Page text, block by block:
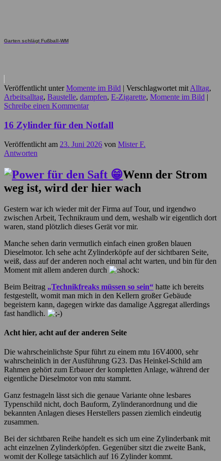
Garten schlägt Fußball-WM
Veröffentlicht unter Momente im Bild | Verschlagwortet mit Alltag,
Arbeitsalltag, Baustelle, dampfen, E-Zigarette, Momente im Bild |
Schreibe einen Kommentar
16 Zylinder für den Notfall
Veröffentlicht am 23. Juni 2026 von Mister F.
Antworten
Wenn der Strom
weg ist, wird der hier wach
Gestern war ich wieder mit der Firma auf Tour, und irgendwo
zwischen Arbeit, Technikraum und dem, weshalb wir eigentlich dort
waren, stand plötzlich dieses Gerät vor mir.
Manche sehen darin vermutlich einfach einen großen blauen
Dieselmotor. Ich sehe acht Zylinderköpfe auf der sichtbaren Seite,
weiß, dass auf der anderen noch einmal acht warten, und bin für den
Moment mit allem anderen durch
Beim Beitrag „Technikfreaks müssen so sein“ hatte ich bereits
festgestellt, womit man mich in den Kellern großer Gebäude
begeistern kann, dagegen wirkte das damalige Aggregat allerdings
fast handlich.
Acht hier, acht auf der anderen Seite
Die wahrscheinlichste Spur führt zu einem mtu 16V4000, sehr
wahrscheinlich in der Ausführung G23. Das Heinkel-Schild am
Rahmen gehört zum Erbauer der kompletten Anlage, während der
eigentliche Dieselmotor von mtu stammt.
Ganz festnageln lässt sich die genaue Variante ohne lesbares
Typenschild nicht, doch Bauform, Zylinderanordnung und die
bekannten Anlagen dieses Herstellers passen ziemlich eindeutig
zusammen.
Bei der sichtbaren Reihe handelt es sich um eine Zylinderbank mit
acht einzelnen Zylinderköpfen. Gegenüber sitzt die zweite Bank,
womit der Kollege tatsächlich auf 16 Zylinder kommt.